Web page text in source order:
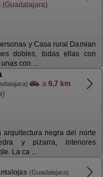
(Guadalajara)
y Casa rural Damian
dobles, todas ellas con
con ...
a 9,7 km
arquitectura negra del norte
y pizarra, interiores
La ca ...
(Guadalajara)